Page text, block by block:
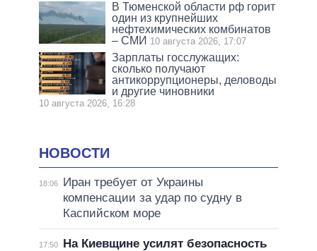
В Тюменской области рф горит
один из крупнейших
нефтехимических комбинатов
– СМИ 10 августа 2026, 17:07
Зарплаты госслужащих:
сколько получают
антикоррупционеры, деловоды
и другие чиновники
10 августа 2026, 16:28
НОВОСТИ
18:06
Иран требует от Украины
компенсации за удар по судну в
Каспийском море
17:50
На Киевщине усилят безопасность